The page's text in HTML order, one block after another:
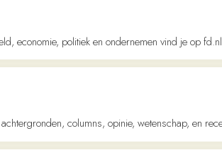
oefenen voor het Staatsexamen I of II? Dan is
in trein-en metrostations, onderwijsinstellingen en tal